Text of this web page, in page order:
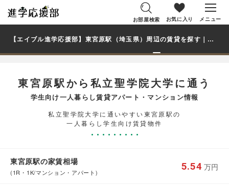
お部屋検索 お気に入り メニュー
【エイブル進学応援部】東宮原駅（埼玉県）周辺の賃貸を探す｜私立聖学院大学学生・大学生の一人暮らし向け賃貸マンション・アパート
東宮原駅から私立聖学院大学に通う
学生向け一人暮らし賃貸アパート・マンション情報
私立聖学院大学に通いやすい東宮原駅の
一人暮らし学生向け賃貸物件
東宮原駅の家賃相場
(1R・1K/マンション・アパート)
5.54 万円